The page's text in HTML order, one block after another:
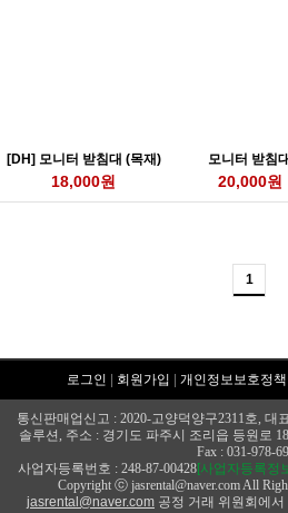
[DH] 모니터 받침대 (목재)
18,000원
모니터 받침대
20,000원
1
로그인 회원가입 개인정보보호정책
통신판매업신고 : 2020-고양덕양구2311호, 대
솔루션, 주소 : 경기도 파주시 조리읍 등원로
Fax : 031-978-
사업자등록번호 : 248-87-00428[사업자등록정
Copyright ⓒ jasrental@naver.com All
jasrental@naver.com 공정 거래 위원회에